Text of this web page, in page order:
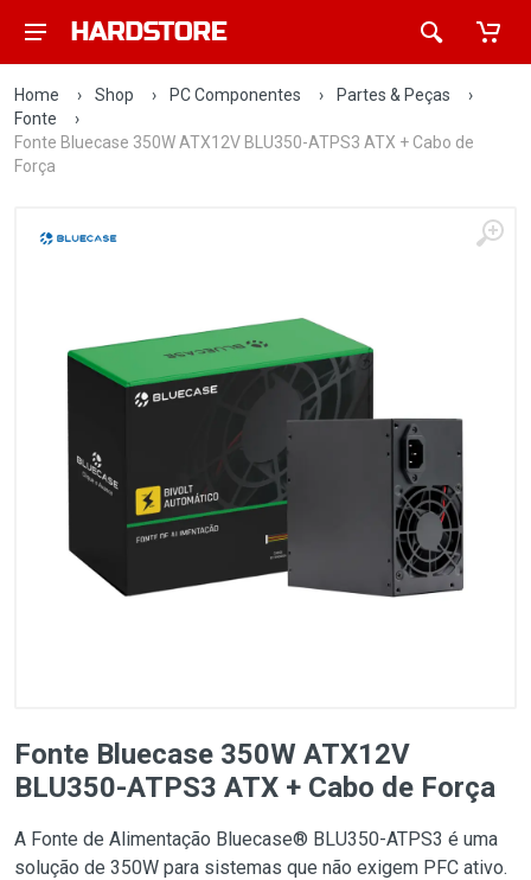
Home › Shop › PC Componentes › Partes & Peças
›
Fonte
›
Fonte Bluecase 350W ATX12V BLU350-ATPS3 ATX + Cabo de
Força
Fonte Bluecase 350W ATX12V
BLU350-ATPS3 ATX + Cabo de Força
A Fonte de Alimentação Bluecase® BLU350-ATPS3 é uma
solução de 350W para sistemas que não exigem PFC ativo.